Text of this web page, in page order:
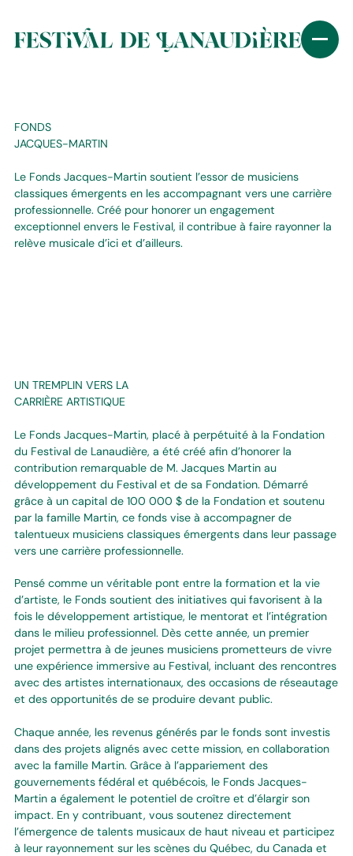
FONDS
JACQUES-MARTIN
Le Fonds Jacques-Martin soutient l’essor de musiciens
classiques émergents en les accompagnant vers une carrière
professionnelle. Créé pour honorer un engagement
exceptionnel envers le Festival, il contribue à faire rayonner la
relève musicale d’ici et d’ailleurs.
UN TREMPLIN VERS LA
CARRIÈRE ARTISTIQUE
Le Fonds Jacques-Martin, placé à perpétuité à la Fondation
du Festival de Lanaudière, a été créé afin d’honorer la
contribution remarquable de M. Jacques Martin au
développement du Festival et de sa Fondation. Démarré
grâce à un capital de 100 000 $ de la Fondation et soutenu
par la famille Martin, ce fonds vise à accompagner de
talentueux musiciens classiques émergents dans leur passage
vers une carrière professionnelle.
Pensé comme un véritable pont entre la formation et la vie
d’artiste, le Fonds soutient des initiatives qui favorisent à la
fois le développement artistique, le mentorat et l’intégration
dans le milieu professionnel. Dès cette année, un premier
projet permettra à de jeunes musiciens prometteurs de vivre
une expérience immersive au Festival, incluant des rencontres
avec des artistes internationaux, des occasions de réseautage
et des opportunités de se produire devant public.
Chaque année, les revenus générés par le fonds sont investis
dans des projets alignés avec cette mission, en collaboration
avec la famille Martin. Grâce à l’appariement des
gouvernements fédéral et québécois, le Fonds Jacques-
Martin a également le potentiel de croître et d’élargir son
impact. En y contribuant, vous soutenez directement
l’émergence de talents musicaux de haut niveau et participez
à leur rayonnement sur les scènes du Québec, du Canada et